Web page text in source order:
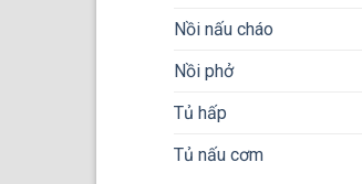
Nồi nấu cháo
Nồi phở
Tủ hấp
Tủ nấu cơm